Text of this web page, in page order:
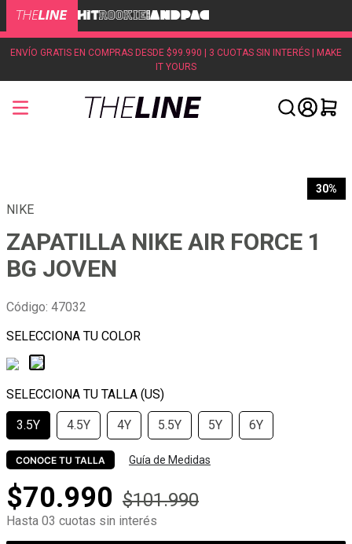
ENVÍO GRATIS EN COMPRAS DESDE $99.990 | 3 CUOTAS SIN INTERÉS | MAKE
IT YOURS
30%
NIKE
ZAPATILLA NIKE AIR FORCE 1
BG JOVEN
Código: 47032
3.5Y 4.5Y 4Y 5.5Y 5Y 6Y
CONOCE TU TALLA Guía de Medidas
$70.990 $101.990
Hasta 03 cuotas sin interés